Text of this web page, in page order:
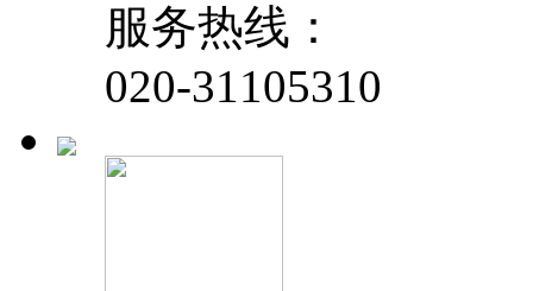
服务热线：
020-31105310